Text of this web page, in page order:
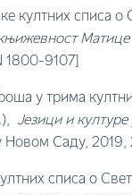
списа о
1800-9107]
у трима
Језици и
Новом Саду,
списа о